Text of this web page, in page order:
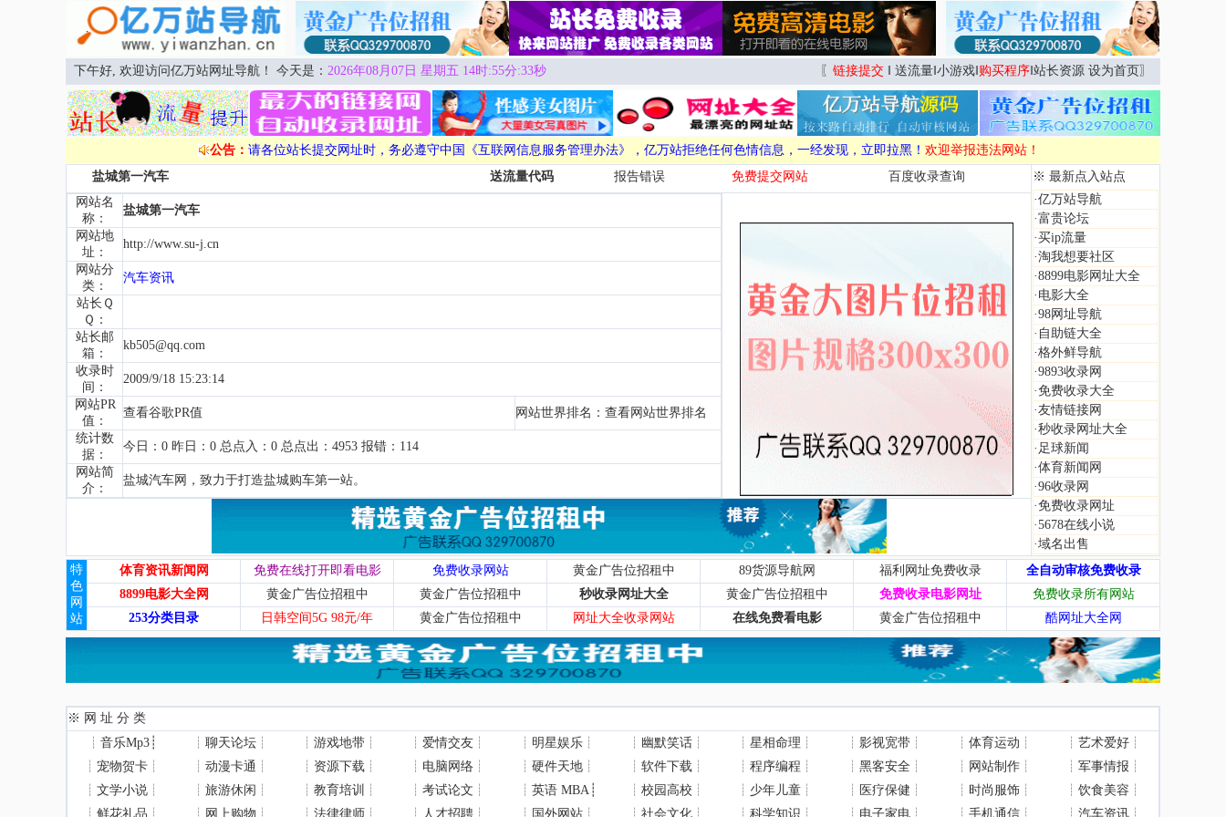
下午好, 欢迎访问亿万站网址导航！ 今天是： 2026年08月07日 星期五 14时:55分:33秒 〖 链接提交 送流量 小游戏 购买程序 站长资源 设为首页〗
公告： 请各位站长提交网址时，务必遵守中国《互联网信息服务管理办法》，亿万站拒绝任何色情信息，一经发现，立即拉黑！ 欢迎举报违法网站！
盐城第一汽车
送流量代码 报告错误 免费提交网站 百度收录查询
※ 最新点入站点
·亿万站导航
·富贵论坛
·买ip流量
·淘我想要社区
·8899电影网址大全
· 电影大全
·98网址导航
· 自助链大全
·格外鲜导航
·9893收录网
·免费收录大全
·友情链接网
·秒收录网址大全
· 足球新闻
·体育新闻网
·96收录网
·免费收录网址
·5678在线小说
·域名出售
网站名
称：
盐城第一汽车
网站地
址：
http://www.su-j.cn
网站分
类：
汽车资讯
站长Ｑ
Ｑ：
站长邮
箱：
kb505@qq.com
收录时
间：
2009/9/18 15:23:14
网站PR
值：
查看谷歌PR值 网站世界排名： 查看网站世界排名
统计数
据：
今日：0 昨日：0 总点入：0 总点出：4953 报错：114
网站简
介：
盐城汽车网，致力于打造盐城购车第一站。
特
色
网
站
体育资讯新闻网 免费在线打开即看电影 免费收录网站 黄金广告位招租中 89货源导航网 福利网址免费收录
全自动审核免费收录
8899电影大全网
黄金广告位招租中 黄金广告位招租中 秒收录网址大全 黄金广告位招租中 免费收录电影网址
免费收录所有网站
253分类目录
日韩空间5G 98元/年 黄金广告位招租中 网址大全收录网站 在线免费看电影 黄金广告位招租中 酷网址大全网
※ 网 址 分 类
┊ 音乐Mp3 ┊ ┊ 聊天论坛 ┊ ┊ 游戏地带 ┊ ┊ 爱情交友 ┊ ┊ 明星娱乐 ┊ ┊ 幽默笑话 ┊ ┊ 星相命理 ┊ ┊ 影视宽带┊ ┊ 体育运动 ┊ ┊ 艺术爱好┊
┊ 宠物贺卡 ┊ ┊ 动漫卡通 ┊ ┊ 资源下载 ┊ ┊ 电脑网络 ┊ ┊ 硬件天地 ┊ ┊ 软件下载 ┊ ┊ 程序编程 ┊ ┊ 黑客安全┊ ┊ 网站制作┊ ┊ 军事情报 ┊
┊ 文学小说 ┊ ┊ 旅游休闲 ┊ ┊ 教育培训 ┊ ┊ 考试论文 ┊ ┊ 英语 MBA┊ ┊ 校园高校 ┊ ┊ 少年儿童 ┊ ┊ 医疗保健 ┊ ┊ 时尚服饰┊ ┊ 饮食美容 ┊
┊ 鲜花礼品 ┊ ┊ 网上购物 ┊ ┊ 法律律师 ┊ ┊ 人才招聘 ┊ ┊ 国外网站 ┊ ┊ 社会文化 ┊ ┊ 科学知识 ┊ ┊ 电子家电┊ ┊ 手机通信┊ ┊ 汽车资讯┊